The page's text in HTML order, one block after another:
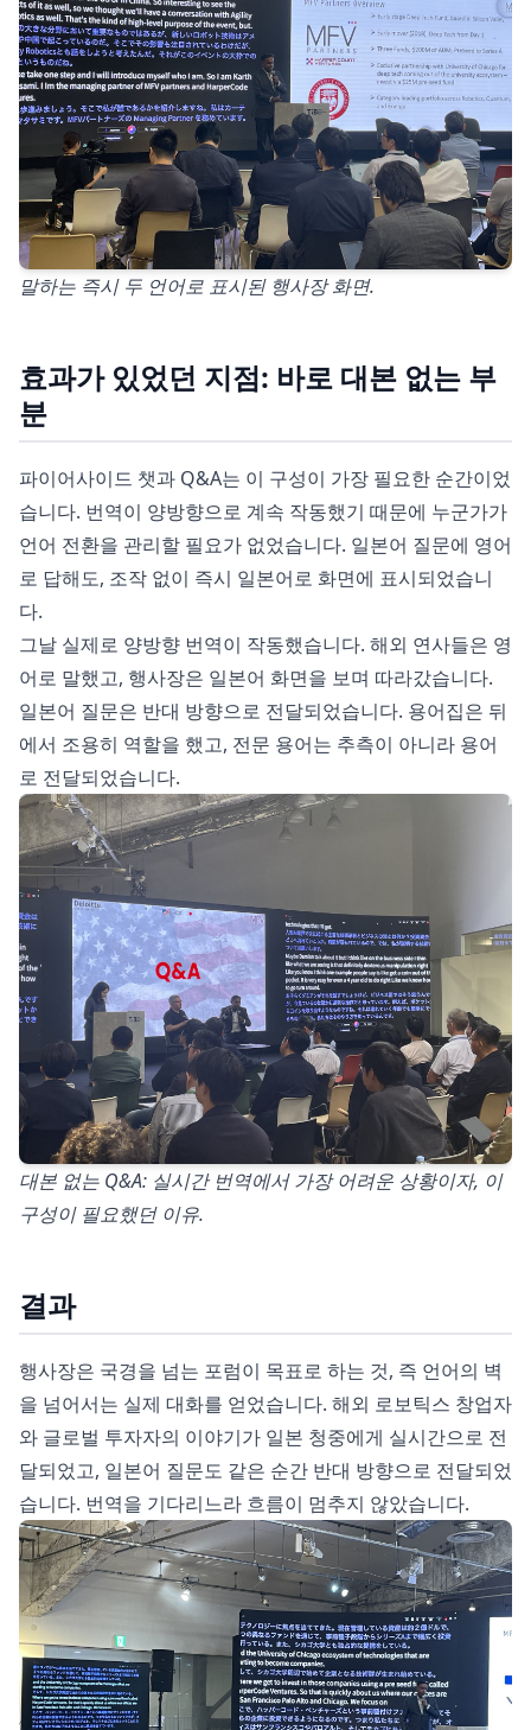
말하는 즉시 두 언어로 표시된 행사장 화면.
효과가 있었던 지점: 바로 대본 없는 부
분
파이어사이드 챗과 Q&A는 이 구성이 가장 필요한 순간이었
습니다. 번역이 양방향으로 계속 작동했기 때문에 누군가가
언어 전환을 관리할 필요가 없었습니다. 일본어 질문에 영어
로 답해도, 조작 없이 즉시 일본어로 화면에 표시되었습니
다.
그날 실제로 양방향 번역이 작동했습니다. 해외 연사들은 영
어로 말했고, 행사장은 일본어 화면을 보며 따라갔습니다.
일본어 질문은 반대 방향으로 전달되었습니다. 용어집은 뒤
에서 조용히 역할을 했고, 전문 용어는 추측이 아니라 용어
로 전달되었습니다.
대본 없는 Q&A: 실시간 번역에서 가장 어려운 상황이자, 이
구성이 필요했던 이유.
결과
행사장은 국경을 넘는 포럼이 목표로 하는 것, 즉 언어의 벽
을 넘어서는 실제 대화를 얻었습니다. 해외 로보틱스 창업자
와 글로벌 투자자의 이야기가 일본 청중에게 실시간으로 전
달되었고, 일본어 질문도 같은 순간 반대 방향으로 전달되었
습니다. 번역을 기다리느라 흐름이 멈추지 않았습니다.